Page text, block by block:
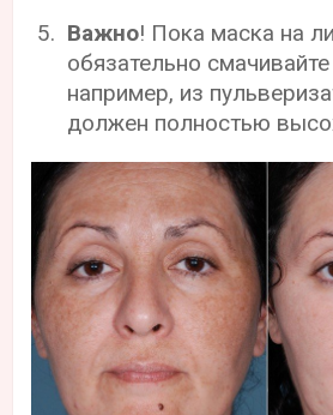
Важно! Пока маска на
обязательно
например, из
должен полностью